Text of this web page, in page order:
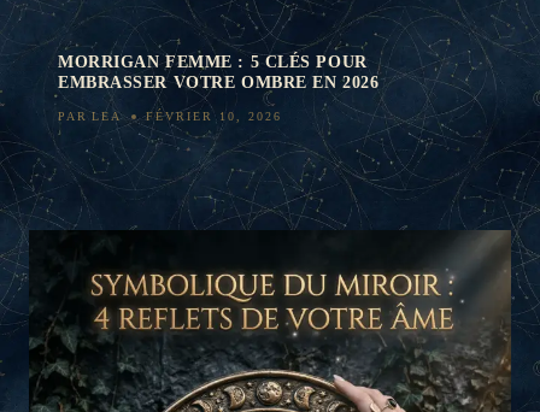
MORRIGAN FEMME : 5 CLÉS POUR
EMBRASSER VOTRE OMBRE EN 2026
PAR LEA FÉVRIER 10, 2026